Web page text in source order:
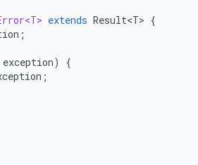
extends Result<T> {
;
exception)
{
;